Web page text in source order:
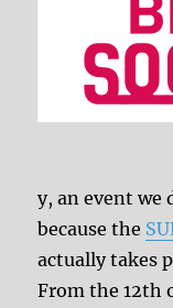
y, an event we
because the
actually takes
From the 12th